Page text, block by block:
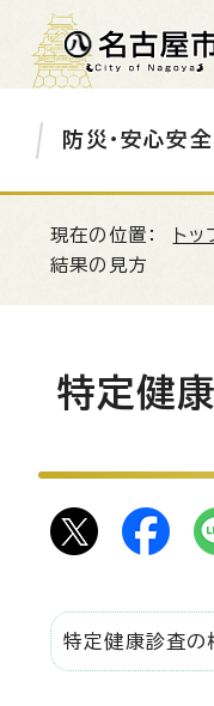
防災・安心安全
現在の位置： ト
結果の見方
特定健
特定健康診査の